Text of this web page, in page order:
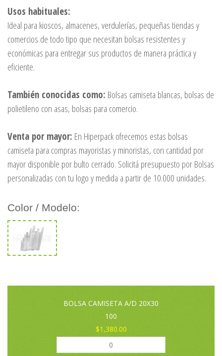
Usos habituales:
Ideal para kioscos, almacenes, verdulerías, pequeñas tiendas y
comercios de todo tipo que necesitan bolsas resistentes y
económicas para entregar sus productos de manera práctica y
eficiente.
También conocidas como: Bolsas camiseta blancas, bolsas de
polietileno con asas, bolsas para comercio.
Venta por mayor: En Hiperpack ofrecemos estas bolsas
camiseta para compras mayoristas y minoristas, con cantidad por
mayor disponible por bulto cerrado. Solicitá presupuesto por Bolsas
personalizadas con tu logo y medida a partir de 10.000 unidades.
Color / Modelo:
BOLSA CAMISETA A/D 20X30
100
$1,380.00